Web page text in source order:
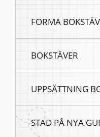
FORMA
BOKSTÄVER
UPPSÄTTNING
STAD PÅ NYA